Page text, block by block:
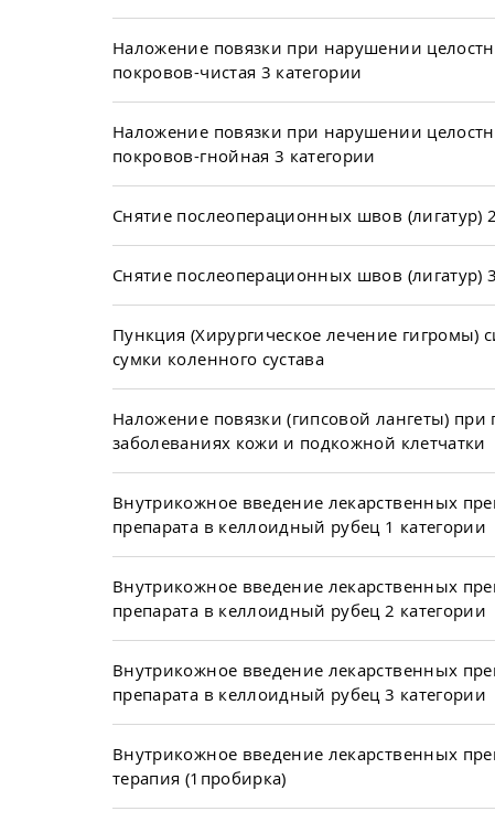
Наложение повязки при нарушении
покровов-чистая 3 категории
Наложение повязки при нарушении
покровов-гнойная 3 категории
Снятие послеоперационных швов (лигатур)
Снятие послеоперационных швов (лигатур)
Пункция (Хирургическое лечение гигромы)
сумки коленного сустава
Наложение повязки (гипсовой лангеты) при
заболеваниях кожи и подкожной клетчатки
Внутрикожное введение лекарственных
препарата в келлоидный рубец 1 категории
Внутрикожное введение лекарственных
препарата в келлоидный рубец 2 категории
Внутрикожное введение лекарственных
препарата в келлоидный рубец 3 категории
Внутрикожное введение лекарственных
терапия (1пробирка)